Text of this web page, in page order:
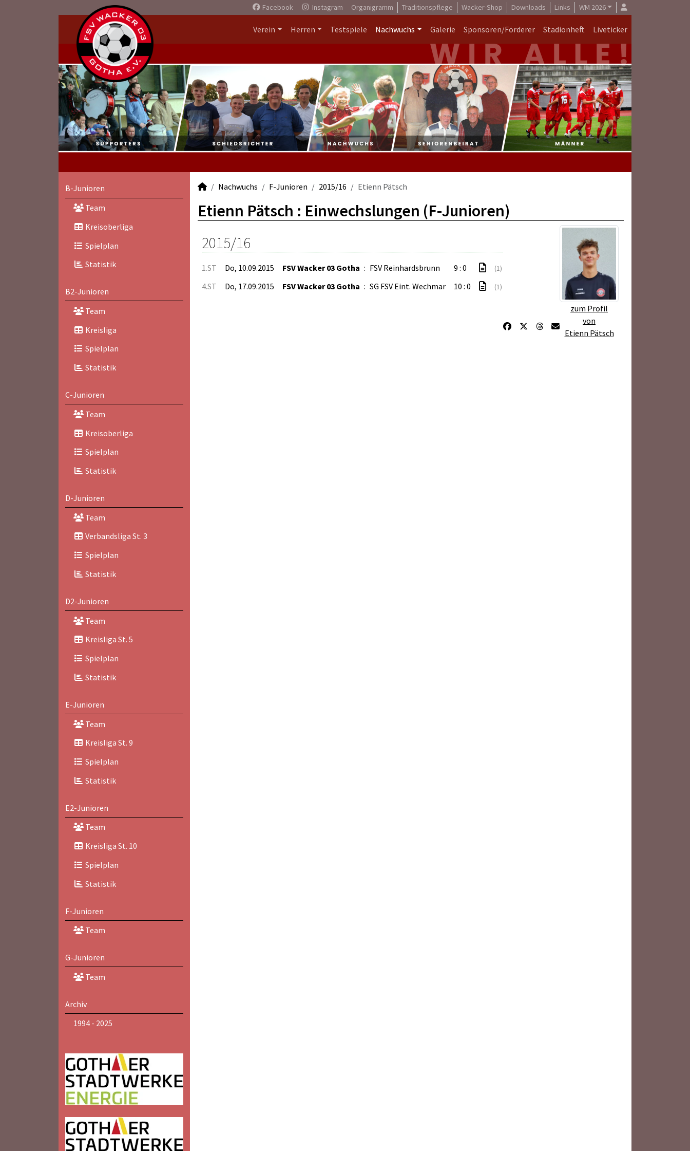
Facebook Instagram Organigramm Traditionspflege Wacker-Shop Downloads Links WM 2026
Verein Herren Testspiele Nachwuchs Galerie Sponsoren/Förderer Stadionheft Liveticker
B-Junioren
Team
Kreisoberliga
Spielplan
Statistik
B2-Junioren
Team
Kreisliga
Spielplan
Statistik
C-Junioren
Team
Kreisoberliga
Spielplan
Statistik
D-Junioren
Team
Verbandsliga St. 3
Spielplan
Statistik
D2-Junioren
Team
Kreisliga St. 5
Spielplan
Statistik
E-Junioren
Team
Kreisliga St. 9
Spielplan
Statistik
E2-Junioren
Team
Kreisliga St. 10
Spielplan
Statistik
F-Junioren
Team
G-Junioren
Team
Archiv
1994 - 2025
Nachwuchs F-Junioren 2015/16 Etienn Pätsch
Etienn Pätsch : Einwechslungen (F-Junioren)
zum Profil
von
Etienn Pätsch
2015/16
1.ST Do, 10.09.2015 FSV Wacker 03 Gotha : FSV Reinhardsbrunn 9 : 0 (1)
4.ST Do, 17.09.2015 FSV Wacker 03 Gotha : SG FSV Eint. Wechmar 10 : 0 (1)